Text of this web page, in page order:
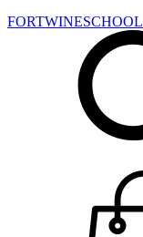
FORTWINESCHOOL